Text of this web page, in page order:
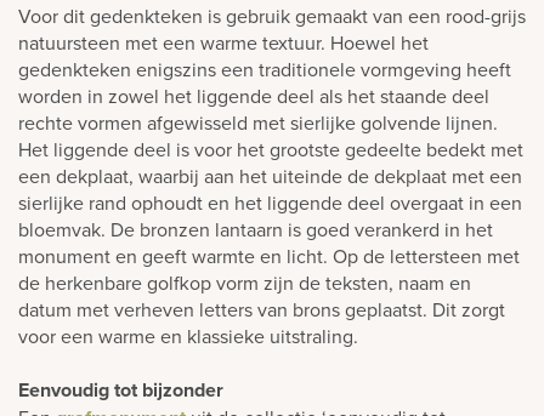
Voor dit gedenkteken is gebruik gemaakt van een rood-grijs
natuursteen met een warme textuur. Hoewel het
gedenkteken enigszins een traditionele vormgeving heeft
worden in zowel het liggende deel als het staande deel
rechte vormen afgewisseld met sierlijke golvende lijnen.
Het liggende deel is voor het grootste gedeelte bedekt met
een dekplaat, waarbij aan het uiteinde de dekplaat met een
sierlijke rand ophoudt en het liggende deel overgaat in een
bloemvak. De bronzen lantaarn is goed verankerd in het
monument en geeft warmte en licht. Op de lettersteen met
de herkenbare golfkop vorm zijn de teksten, naam en
datum met verheven letters van brons geplaatst. Dit zorgt
voor een warme en klassieke uitstraling.
Eenvoudig tot bijzonder